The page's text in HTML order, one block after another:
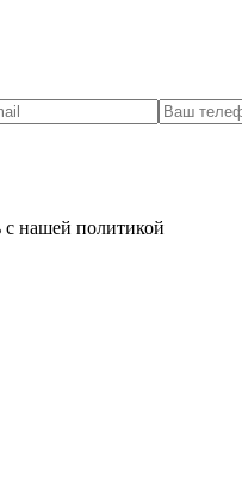
с нашей политикой